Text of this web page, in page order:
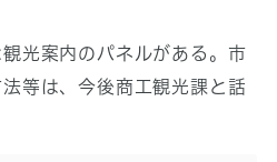
光案内のパネルがある。市
等は、今後商工観光課と話